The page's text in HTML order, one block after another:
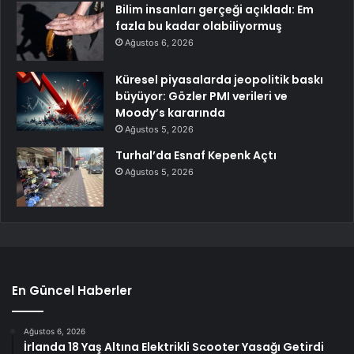
Bilim insanları gerçeği açıkladı: Em
fazla bu kadar olabiliyormuş
Ağustos 6, 2026
Küresel piyasalarda jeopolitik baskı
büyüyor: Gözler PMI verileri ve
Moody’s kararında
Ağustos 5, 2026
Turhal’da Esnaf Kepenk Açtı
Ağustos 5, 2026
En Güncel Haberler
Ağustos 6, 2026
İrlanda 18 Yaş Altına Elektrikli Scooter Yasağı Getirdi